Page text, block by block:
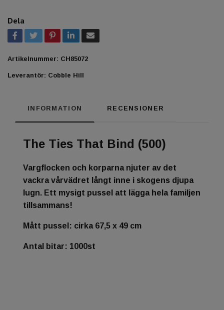
Dela
Artikelnummer: CH85072
Leverantör: Cobble Hill
INFORMATION RECENSIONER
The Ties That Bind (500)
Vargflocken och korparna njuter av det
vackra vårvädret långt inne i skogens djupa
lugn. Ett mysigt pussel att lägga hela familjen
tillsammans!
Mått pussel: cirka 67,5 x 49 cm
Antal bitar: 1000st